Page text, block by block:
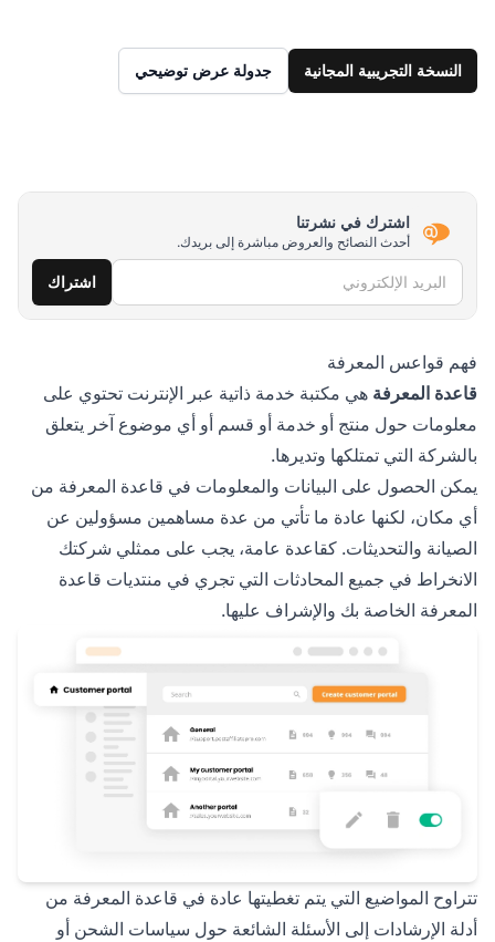
النسخة التجريبية المجانية جدولة عرض توضيحي
اشترك في نشرتنا
أحدث النصائح والعروض مباشرة إلى بريدك.
البريد الإلكتروني اشتراك
فهم قواعس المعرفة
قاعدة المعرفة هي مكتبة خدمة ذاتية عبر الإنترنت تحتوي على
معلومات حول منتج أو خدمة أو قسم أو أي موضوع آخر يتعلق
بالشركة التي تمتلكها وتديرها.
يمكن الحصول على البيانات والمعلومات في قاعدة المعرفة من
أي مكان، لكنها عادة ما تأتي من عدة مساهمين مسؤولين عن
الصيانة والتحديثات. كقاعدة عامة، يجب على ممثلي شركتك
الانخراط في جميع المحادثات التي تجري في منتديات قاعدة
المعرفة الخاصة بك والإشراف عليها.
تتراوح المواضيع التي يتم تغطيتها عادة في قاعدة المعرفة من
أدلة الإرشادات إلى الأسئلة الشائعة حول سياسات الشحن أو